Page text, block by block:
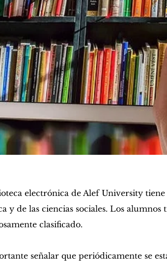
electrónica de Alef University
y de las ciencias sociales. Los
clasificado.
señalar que periódicamente se